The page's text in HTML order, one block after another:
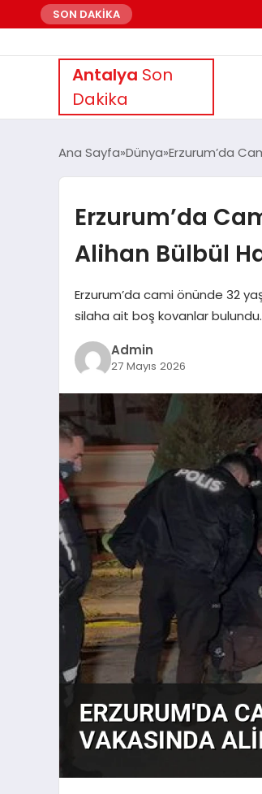
SON DAKİKA
Antalya Son
Dakika
Ana Sayfa Dünya Erzurum’da
Erzurum’da
Alihan Bülbül
Erzurum’da cami önünde 32
silaha ait boş kovanlar bulundu.
Admin
27 Mayıs 2026